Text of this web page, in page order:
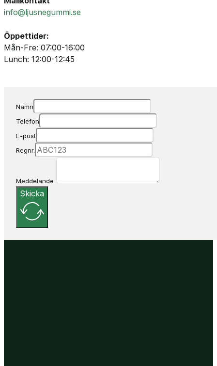
info@ljusnegummi.se
Öppettider:
Mån-Fre: 07:00-16:00
Lunch: 12:00-12:45
Namn
Telefon
E-post
Regnr.
Meddelande
Skicka